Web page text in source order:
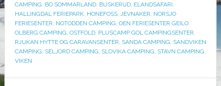
CAMPING, BO SOMMARLAND, BUSKERUD, ELANDSAFARI,
HALLINGDAL FERIEPARK, HONEFOSS, JEVNAKER, NORSJO
FERIESENTER, NOTODDEN CAMPING, OEN FERIESENTER GEILO,
OLBERG CAMPING, OSTFOLD, PLUSCAMP GOL CAMPINGSENTER,
RJUKAN HYTTE OG CARAVANSENTER, SANDA CAMPING, SANDVIKEN
CAMPING, SELJORD CAMPING, SLOVIKA CAMPING, STAVN CAMPING,
VIKEN